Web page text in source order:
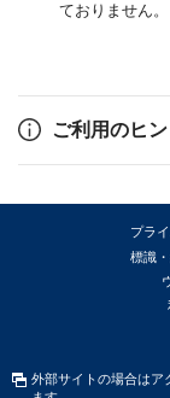
ておりません。
ご利用のヒン
プラ
標識
外部サイトの場合はア